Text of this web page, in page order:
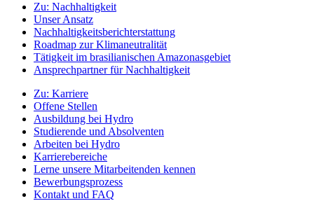
Zu: Nachhaltigkeit
Unser Ansatz
Nachhaltigkeitsberichterstattung
Roadmap zur Klimaneutralität
Tätigkeit im brasilianischen Amazonasgebiet
Ansprechpartner für Nachhaltigkeit
Zu: Karriere
Offene Stellen
Ausbildung bei Hydro
Studierende und Absolventen
Arbeiten bei Hydro
Karrierebereiche
Lerne unsere Mitarbeitenden kennen
Bewerbungsprozess
Kontakt und FAQ